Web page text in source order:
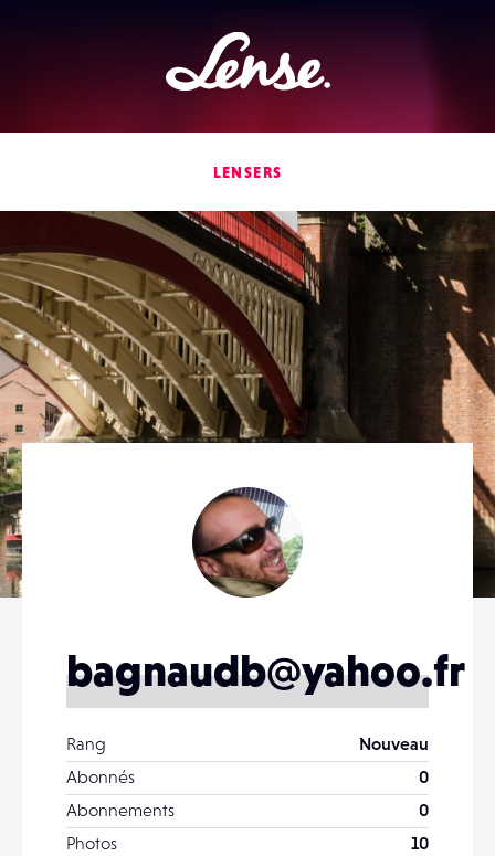
Lense
LENSERS
bagnaudb@yahoo.fr
Rang
Nouveau
Abonnés
0
Abonnements
0
Photos
10